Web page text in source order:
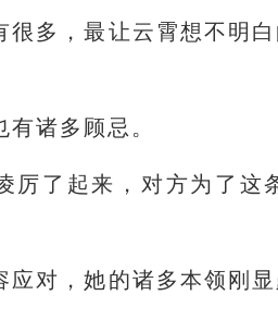
很多，最让云霄想不明
诸多顾忌。
厉了起来，对方为了
应对，她的诸多本领刚